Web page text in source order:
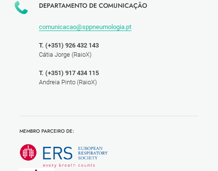
DEPARTAMENTO DE COMUNICAÇÃO
comunicacao@sppneumologia.pt
T. (+351) 926 432 143
Cátia Jorge (RaioX)
T. (+351) 917 434 115
Andreia Pinto (RaioX)
MEMBRO PARCEIRO DE: